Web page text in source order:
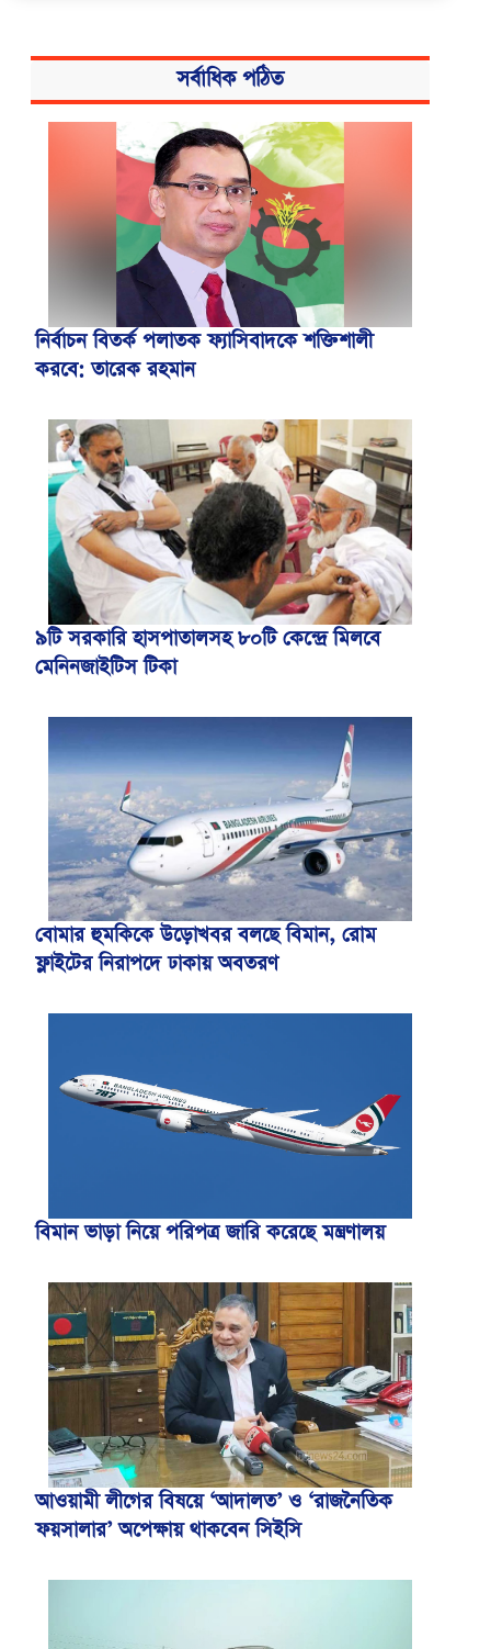
সর্বাধিক পঠিত
নির্বাচন বিতর্ক পলাতক ফ্যাসিবাদকে শক্তিশালী
করবে: তারেক রহমান
৯টি সরকারি হাসপাতালসহ ৮০টি কেন্দ্রে মিলবে
মেনিনজাইটিস টিকা
বোমার হুমকিকে উড়োখবর বলছে বিমান, রোম
ফ্লাইটের নিরাপদে ঢাকায় অবতরণ
বিমান ভাড়া নিয়ে পরিপত্র জারি করেছে মন্ত্রণালয়
আওয়ামী লীগের বিষয়ে ‘আদালত’ ও ‘রাজনৈতিক
ফয়সালার’ অপেক্ষায় থাকবেন সিইসি